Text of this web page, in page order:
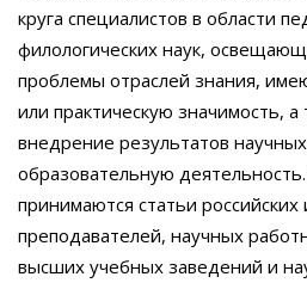
круга специалистов в области
филологических наук,
проблемы отраслей знания,
или практическую значимость,
внедрение результатов
образовательную
принимаются статьи
преподавателей, научных
высших учебных заведений и